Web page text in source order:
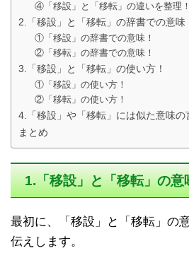
④「移設」と「移転」の違いを整理！
2.「移設」と「移転」の辞書での意味
①「移設」の辞書での意味！
②「移転」の辞書での意味！
3.「移設」と「移転」の使い方！
①「移設」の使い方！
②「移転」の使い方！
4.「移設」や「移転」には似た意味の
まとめ
1.「移設」と「移転」の意
最初に、「移設」と「移転」の
伝えします。